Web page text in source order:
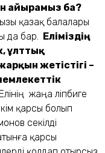
айырамыз ба?
қазақ балалары
да бар. Еліміздің
ұлттық
жетістігі –
жаңа әліпбиге
қарсы болып
секілді
қарсы